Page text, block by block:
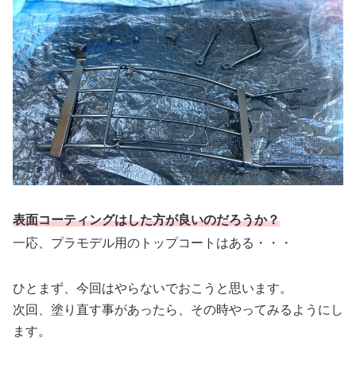
表面コーティングはした方が良いのだろうか？
一応、プラモデル用のトップコートはある・・・
ひとまず、今回はやらないでおこうと思います。
次回、塗り直す事があったら、その時やってみるようにし
ます。